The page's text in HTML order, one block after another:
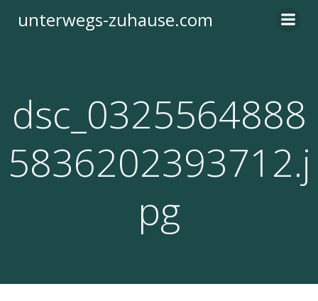
Inhalt
unterwegs-zuhause.com
dsc_0325564888
5836202393712.j
pg